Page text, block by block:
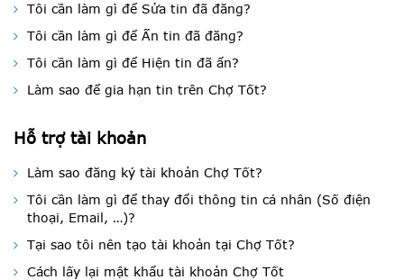
Tôi cần làm gì để Sửa tin đã đăng?
Tôi cần làm gì để Ẩn tin đã đăng?
Tôi cần làm gì để Hiện tin đã ẩn?
Làm sao để gia hạn tin trên Chợ Tốt?
Hỗ trợ tài khoản
Làm sao đăng ký tài khoản Chợ Tốt?
Tôi cần làm gì để thay đổi thông tin cá nhân (Số điện
thoại, Email, …)?
Tại sao tôi nên tạo tài khoản tại Chợ Tốt?
Cách lấy lại mật khẩu tài khoản Chợ Tốt